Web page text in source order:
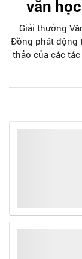
văn
Giải thưởng
Đồng phát động
thảo của các
đầu tiên dự
giới thiệu với
lên và